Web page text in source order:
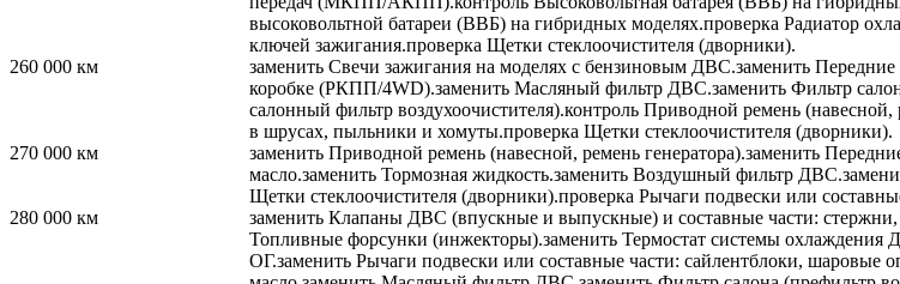
высоковольтной батареи (ВВБ) на гибридных моделях.проверка Радиатор
ключей зажигания.проверка Щетки стеклоочистителя (дворники).
260 000 км заменить Свечи зажигания на моделях с бензиновым ДВС.заменить Передние
коробке (РКПП/4WD).заменить Масляный фильтр ДВС.заменить Фильтр
салонный фильтр воздухоочистителя).контроль Приводной ремень (навесной,
в шрусах, пыльники и хомуты.проверка Щетки стеклоочистителя (дворники).
270 000 км заменить Приводной ремень (навесной, ремень генератора).заменить
масло.заменить Тормозная жидкость.заменить Воздушный фильтр ДВС.
Щетки стеклоочистителя (дворники).проверка Рычаги подвески или
280 000 км заменить Клапаны ДВС (впускные и выпускные) и составные части:
Топливные форсунки (инжекторы).заменить Термостат системы охлаждения
ОГ.заменить Рычаги подвески или составные части: сайлентблоки, шаровые